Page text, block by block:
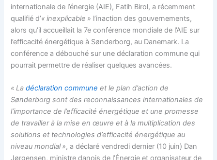
internationale de l’énergie (AIE), Fatih Birol, a récemment
qualifié d’« inexplicable » l’inaction des gouvernements,
alors qu’il accueillait la 7e conférence mondiale de l’AIE sur
l’efficacité énergétique à Sønderborg, au Danemark. La
conférence a débouché sur une déclaration commune qui
pourrait permettre de réaliser quelques avancées.
« Ladéclaration commune et le plan d’action de
Sønderborg sont des reconnaissances internationales de
l’importance de l’efficacité énergétique et une promesse
de travailler à la mise en œuvre et à la multiplication des
solutions et technologies d’efficacité énergétique au
niveau mondial », a déclaré vendredi dernier (10 juin) Dan
Jørgensen, ministre danois de l’Énergie et organisateur de